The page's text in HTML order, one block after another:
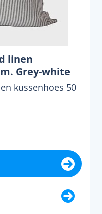
linen
Grey-white
kussenhoes 50